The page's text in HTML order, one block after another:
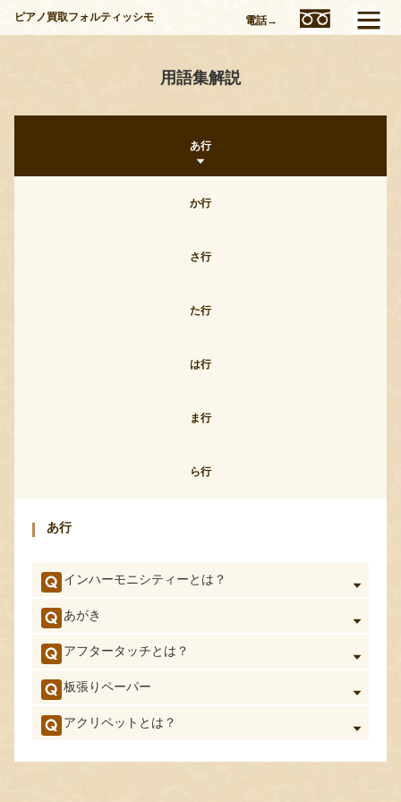
ピアノ買取フォルティッシモ
用語集解説
あ行
か行
さ行
た行
は行
ま行
ら行
あ行
インハーモニシティーとは？
あがき
アフタータッチとは？
板張りペーパー
アクリペットとは？
電話→